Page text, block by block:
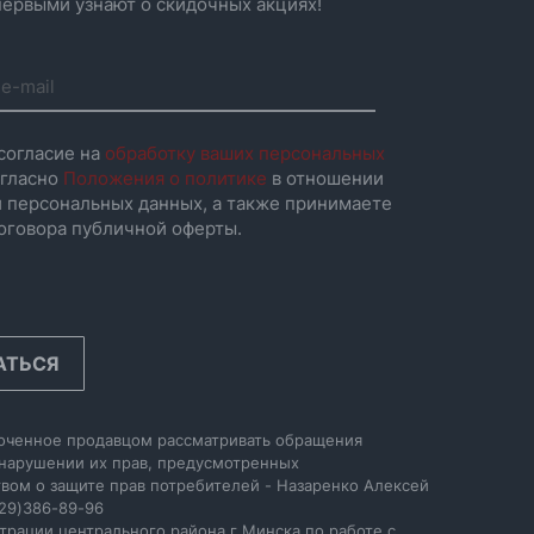
на обработку ваших персональных
Положения о политике в отношении
персональных данных, а также принимаете
публичной оферты.
продавцом рассматривать обращения
их прав, предусмотренных
о защите прав потребителей - Назаренко Алексей
89-96
центрального района г Минска по работе с